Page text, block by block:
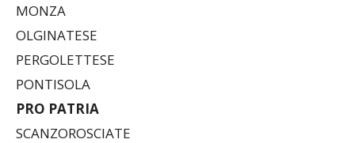
MONZA
OLGINATESE
PERGOLETTESE
PONTISOLA
PRO PATRIA
SCANZOROSCIATE